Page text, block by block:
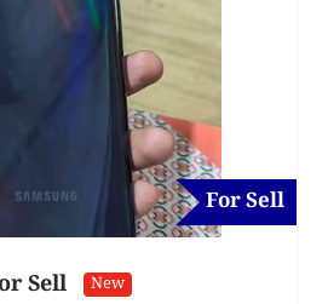
For Sell
Sell New